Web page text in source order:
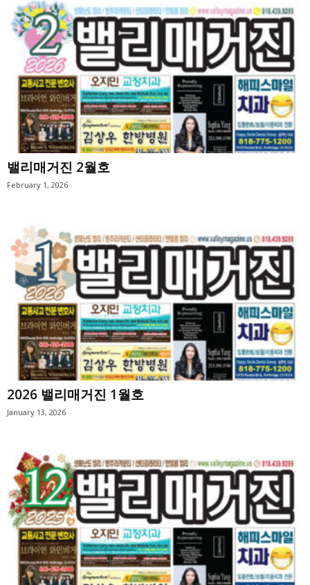
밸리매거진 2월호
February 1, 2026
2026 밸리매거진 1월호
January 13, 2026